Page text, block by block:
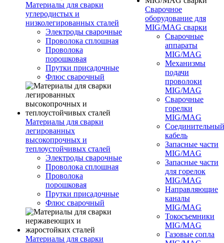
Материалы для сварки
углеродистых и
низколегированных сталей
Электроды сварочные
Проволока сплошная
Проволока
порошковая
Прутки присадочные
Флюс сварочный
Материалы для сварки
легированных
высокопрочных и
теплоустойчивых сталей
Электроды сварочные
Проволока сплошная
Проволока
порошковая
Прутки присадочные
Флюс сварочный
Материалы для сварки
Сварочное
оборудование для
MIG/MAG сварки
Сварочные
аппараты
MIG/MAG
Механизмы
подачи
проволоки
MIG/MAG
Сварочные
горелки
MIG/MAG
Соединительный
кабель
Запасные части
MIG/MAG
Запасные части
для горелок
MIG/MAG
Направляющие
каналы
MIG/MAG
Токосъемники
MIG/MAG
Газовые сопла